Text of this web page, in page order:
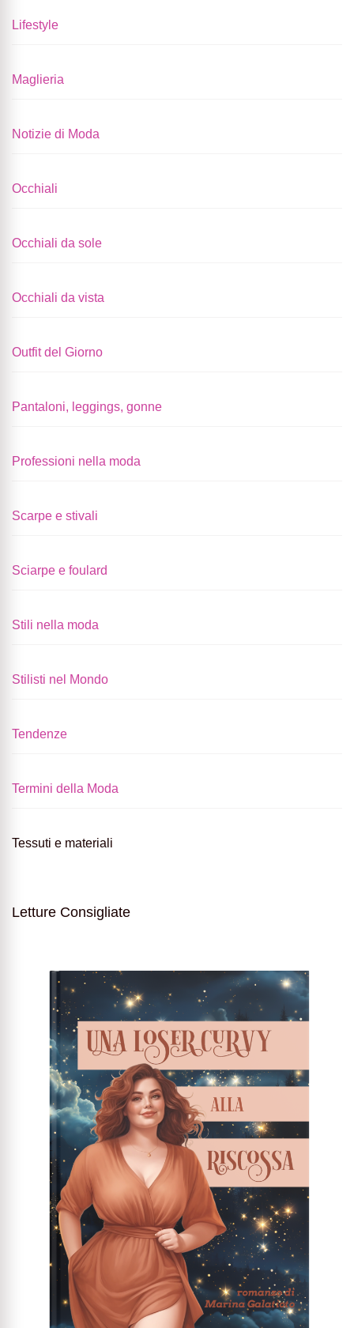
Lifestyle
Maglieria
Notizie di Moda
Occhiali
Occhiali da sole
Occhiali da vista
Outfit del Giorno
Pantaloni, leggings, gonne
Professioni nella moda
Scarpe e stivali
Sciarpe e foulard
Stili nella moda
Stilisti nel Mondo
Tendenze
Termini della Moda
Tessuti e materiali
Letture Consigliate